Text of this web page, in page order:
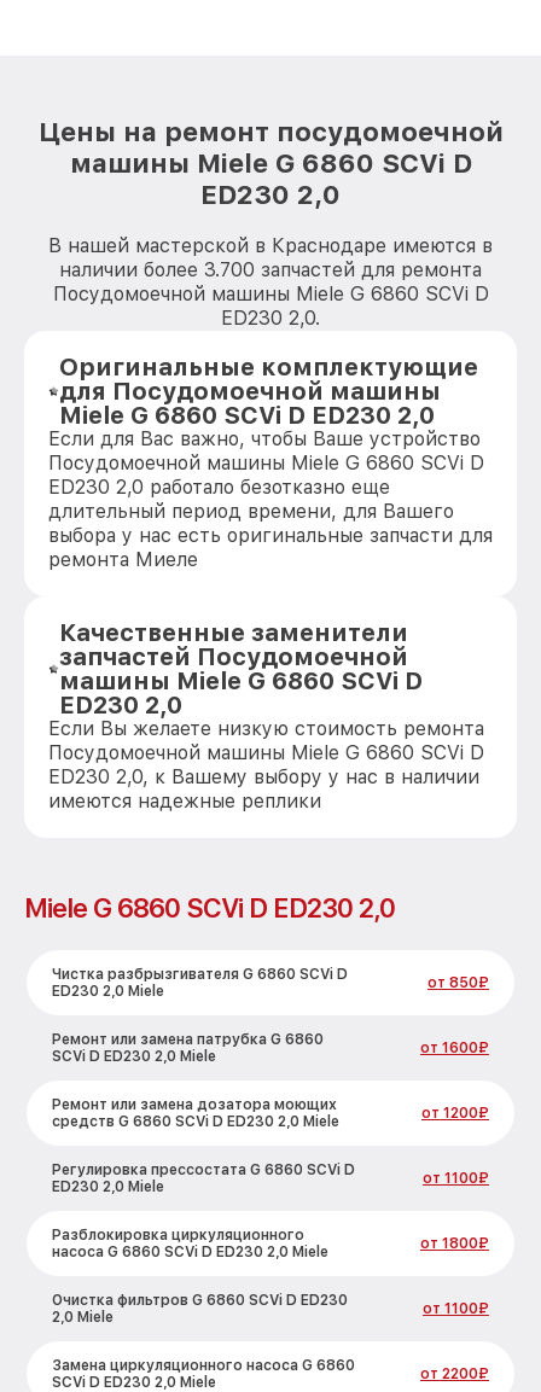
Цены на ремонт посудомоечной
машины Miele G 6860 SCVi D
ED230 2,0
В нашей мастерской в Краснодаре имеются в
наличии более 3.700 запчастей для ремонта
Посудомоечной машины Miele G 6860 SCVi D
ED230 2,0.
Оригинальные комплектующие
для Посудомоечной машины
Miele G 6860 SCVi D ED230 2,0
Если для Вас важно, чтобы Ваше устройство
Посудомоечной машины Miele G 6860 SCVi D
ED230 2,0 работало безотказно еще
длительный период времени, для Вашего
выбора у нас есть оригинальные запчасти для
ремонта Миеле
Качественные заменители
запчастей Посудомоечной
машины Miele G 6860 SCVi D
ED230 2,0
Если Вы желаете низкую стоимость ремонта
Посудомоечной машины Miele G 6860 SCVi D
ED230 2,0, к Вашему выбору у нас в наличии
имеются надежные реплики
Miele G 6860 SCVi D ED230 2,0
Чистка разбрызгивателя G 6860 SCVi D
ED230 2,0 Miele
от 850₽
Ремонт или замена патрубка G 6860
SCVi D ED230 2,0 Miele
от 1600₽
Ремонт или замена дозатора моющих
средств G 6860 SCVi D ED230 2,0 Miele
от 1200₽
Регулировка прессостата G 6860 SCVi D
ED230 2,0 Miele
от 1100₽
Разблокировка циркуляционного
насоса G 6860 SCVi D ED230 2,0 Miele
от 1800₽
Очистка фильтров G 6860 SCVi D ED230
2,0 Miele
от 1100₽
Замена циркуляционного насоса G 6860
SCVi D ED230 2,0 Miele
от 2200₽